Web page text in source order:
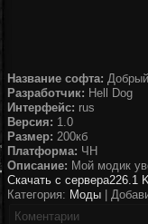
Название софта:
Разработчик: Hell Dog
Интерфейс: rus
Версия: 1.0
Размер: 200кб
Платформа: ЧН
Описание: Мой модик
Скачать с сервера226.1
Категория: Моды |
Коментарии